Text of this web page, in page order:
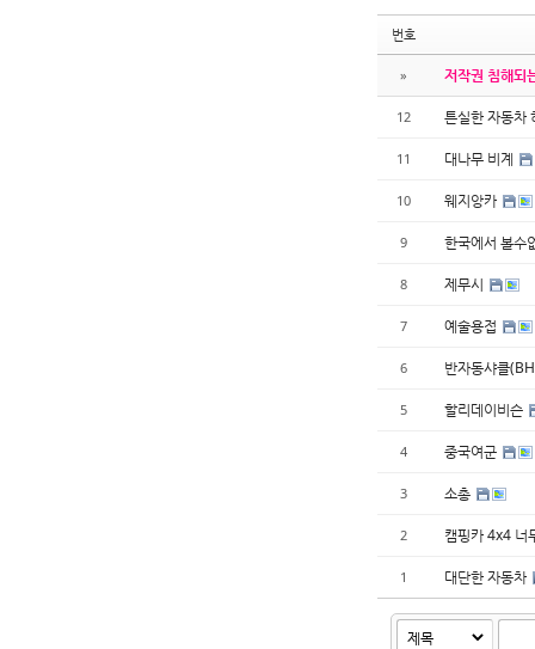
번호
» 저작권 침해되
12 튼실한 자동차
11 대나무 비계
10 웨지앙카
9 한국에서 볼수
8 제무시
7 예술용접
6 반자동샤클
5 할리데이비슨
4 중국여군
3 소총
2 캠핑카 4x4 너
1 대단한 자동차